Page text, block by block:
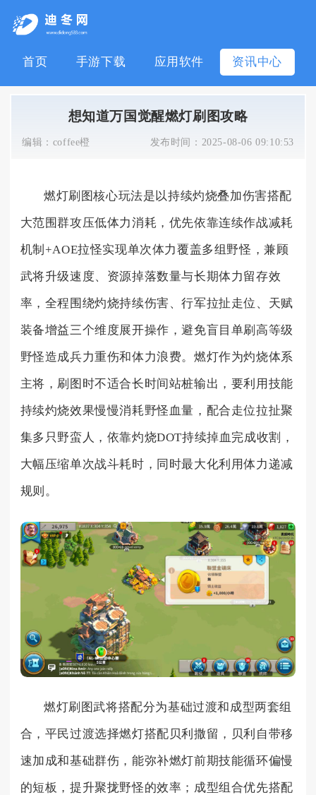
首页 手游下载 应用软件 资讯中心
想知道万国觉醒燃灯刷图攻略
编辑： coffee橙 发布时间： 2025-08-06 09:10:53
燃灯刷图核心玩法是以持续灼烧叠加伤害搭配
大范围群攻压低体力消耗，优先依靠连续作战减耗
机制+AOE拉怪实现单次体力覆盖多组野怪，兼顾
武将升级速度、资源掉落数量与长期体力留存效
率，全程围绕灼烧持续伤害、行军拉扯走位、天赋
装备增益三个维度展开操作，避免盲目单刷高等级
野怪造成兵力重伤和体力浪费。燃灯作为灼烧体系
主将，刷图时不适合长时间站桩输出，要利用技能
持续灼烧效果慢慢消耗野怪血量，配合走位拉扯聚
集多只野蛮人，依靠灼烧DOT持续掉血完成收割，
大幅压缩单次战斗耗时，同时最大化利用体力递减
规则。
燃灯刷图武将搭配分为基础过渡和成型两套组
合，平民过渡选择燃灯搭配贝利撒留，贝利自带移
速加成和基础群伤，能弥补燃灯前期技能循环偏慢
的短板，提升聚拢野怪的效率；成型组合优先搭配